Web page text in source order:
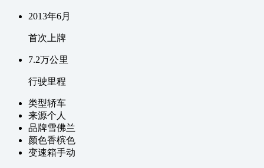
2013年6月
首次上牌
7.2万公里
行驶里程
类型轿车
来源个人
品牌雪佛兰
颜色香槟色
变速箱手动